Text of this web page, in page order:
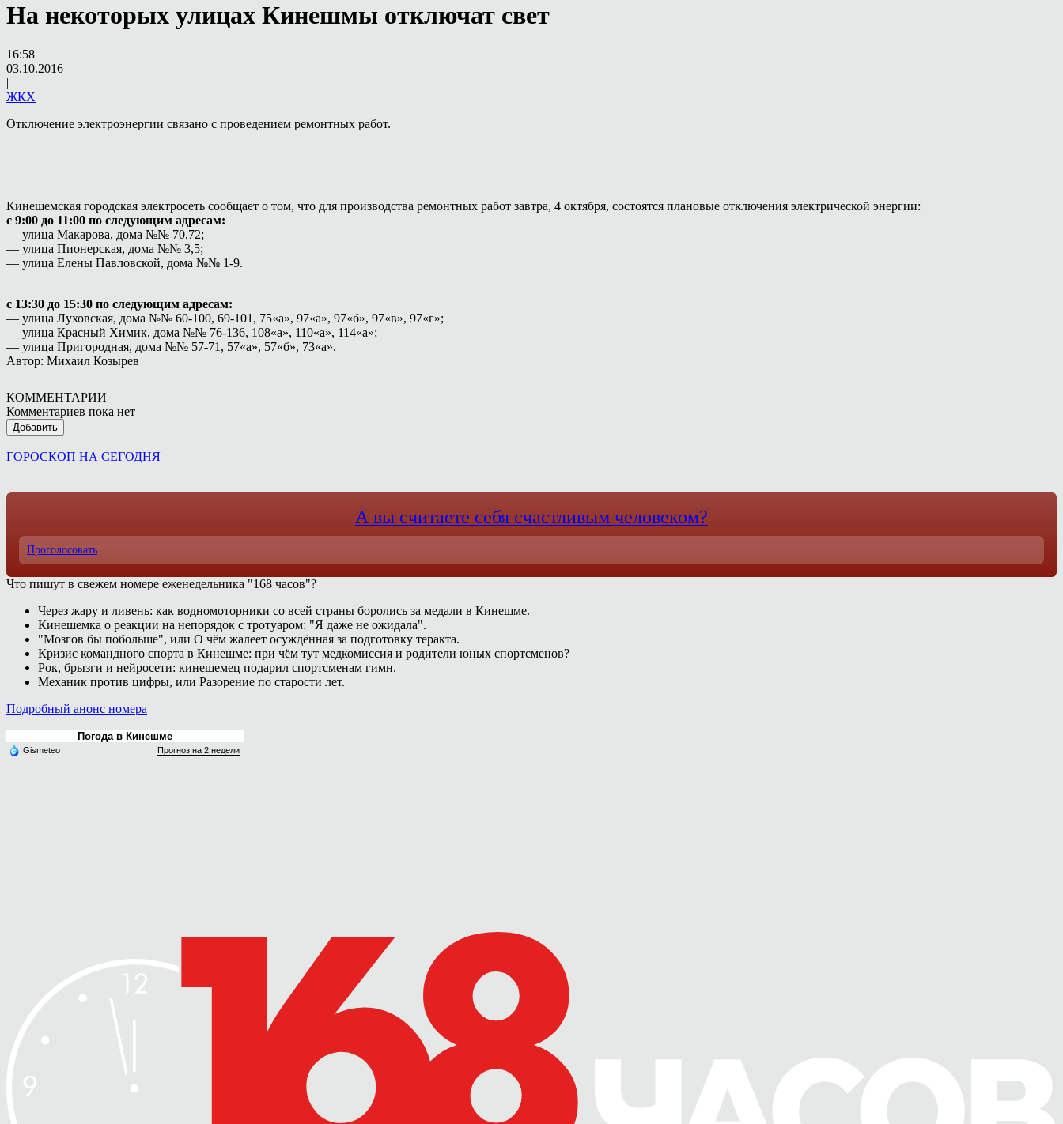
На некоторых улицах Кинешмы отключат свет
16:58
03.10.2016
|
ЖКХ
Отключение электроэнергии связано с проведением ремонтных работ.
Кинешемская городская электросеть сообщает о том, что для производства ремонтных работ завтра, 4 октября, состоятся плановые отключения электрической энергии:
с 9:00 до 11:00 по следующим адресам:
— улица Макарова, дома №№ 70,72;
— улица Пионерская, дома №№ 3,5;
— улица Елены Павловской, дома №№ 1-9.
с 13:30 до 15:30 по следующим адресам:
— улица Луховская, дома №№ 60-100, 69-101, 75«а», 97«а», 97«б», 97«в», 97«г»;
— улица Красный Химик, дома №№ 76-136, 108«а», 110«а», 114«а»;
— улица Пригородная, дома №№ 57-71, 57«а», 57«б», 73«а».
Автор: Михаил Козырев
КОММЕНТАРИИ
Комментариев пока нет
Добавить
ГОРОСКОП НА СЕГОДНЯ
А вы считаете себя счастливым человеком?
Проголосовать
Что пишут в свежем номере еженедельника "168 часов"?
Через жару и ливень: как водномоторники со всей страны боролись за медали в Кинешме.
Кинешемка о реакции на непорядок с тротуаром: "Я даже не ожидала".
"Мозгов бы побольше", или О чём жалеет осуждённая за подготовку теракта.
Кризис командного спорта в Кинешме: при чём тут медкомиссия и родители юных спортсменов?
Рок, брызги и нейросети: кинешемец подарил спортсменам гимн.
Механик против цифры, или Разорение по старости лет.
Подробный анонс номера
Погода в Кинешме
Gismeteo Прогноз на 2 недели